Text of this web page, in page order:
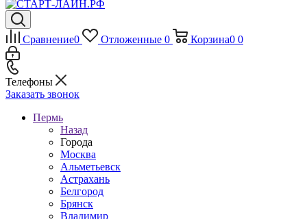
Сравнение0 Отложенные 0 Корзина0 0
Телефоны
Заказать звонок
Пермь
Назад
Города
Москва
Альметьевск
Астрахань
Белгород
Брянск
Владимир